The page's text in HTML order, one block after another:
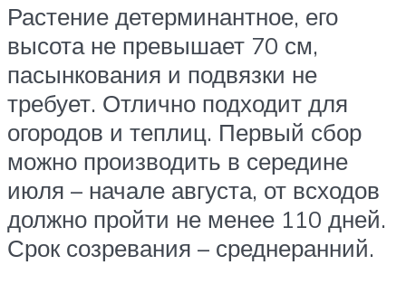
Растение детерминантное, его
высота не превышает 70 см,
пасынкования и подвязки не
требует. Отлично подходит для
огородов и теплиц. Первый сбор
можно производить в середине
июля – начале августа, от всходов
должно пройти не менее 110 дней.
Срок созревания – среднеранний.